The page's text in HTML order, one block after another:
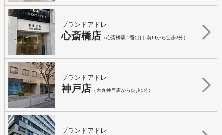
ブランドアドレ
心斎橋店 （心斎橋駅 2番出口 南14から徒歩2分）
ブランドアドレ
神戸店 （大丸神戸店から徒歩1分）
ブランドアドレ